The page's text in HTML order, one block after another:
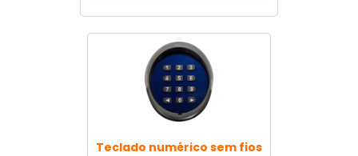
Teclado numérico sem fios